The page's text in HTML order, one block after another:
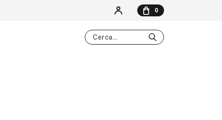
0
NESSUN ELEMENTO NEL CARRELLO